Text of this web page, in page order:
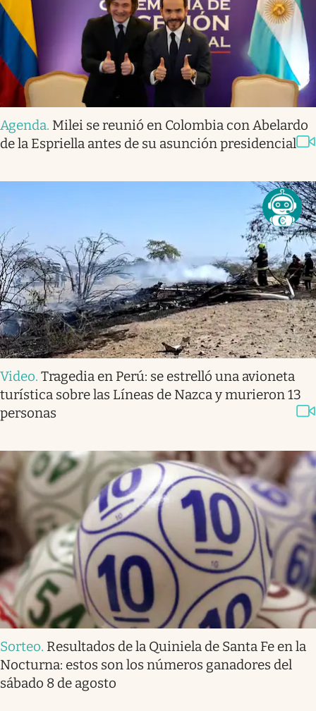
Agenda. Milei se reunió en Colombia con Abelardo
de la Espriella antes de su asunción presidencial
Video. Tragedia en Perú: se estrelló una avioneta
turística sobre las Líneas de Nazca y murieron 13
personas
Sorteo. Resultados de la Quiniela de Santa Fe en la
Nocturna: estos son los números ganadores del
sábado 8 de agosto